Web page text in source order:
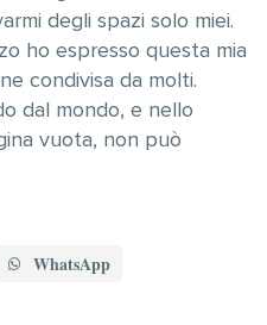
degli spazi solo miei.
ho espresso questa mia
condivisa da molti.
dal mondo, e nello
vuota, non può
WhatsApp